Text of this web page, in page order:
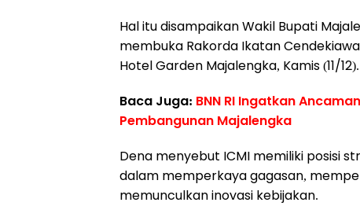
Hal itu disampaikan Wakil Bupati
membuka Rakorda Ikatan
Hotel Garden Majalengka, Kamis (11/12).
Baca Juga: BNN RI Ingatkan
Pembangunan Majalengka
Dena menyebut ICMI memiliki posisi
dalam memperkaya gagasan,
memunculkan inovasi kebijakan.